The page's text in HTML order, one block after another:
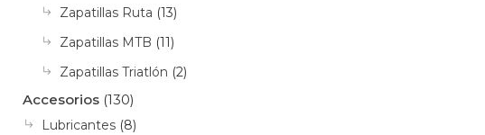
Zapatillas Ruta (13)
Zapatillas MTB (11)
Zapatillas Triatlón (2)
Accesorios (130)
Lubricantes (8)